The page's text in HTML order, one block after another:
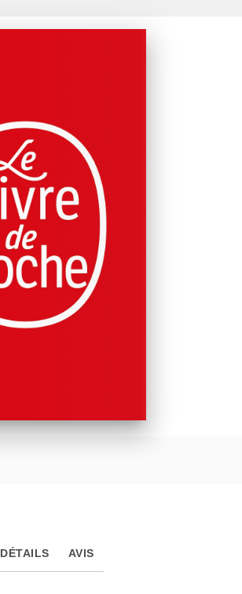
DÉTAILS AVIS